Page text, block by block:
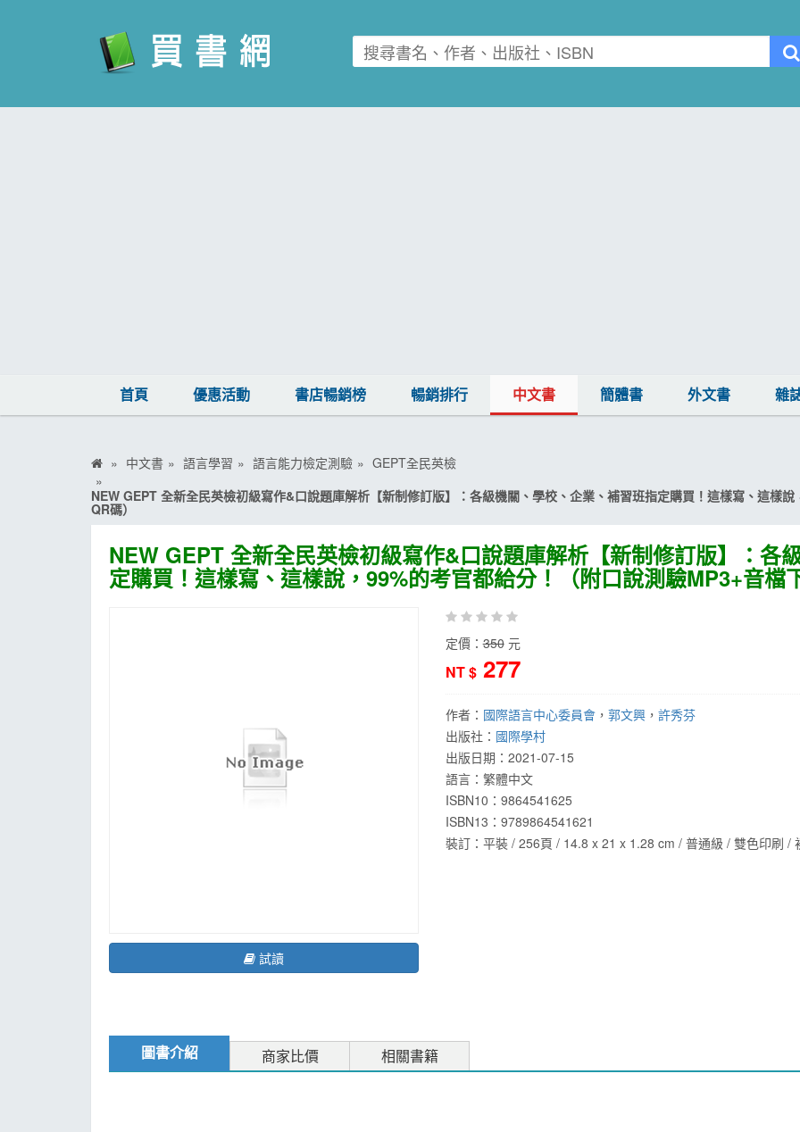
首頁 優惠活動 書店暢銷榜 暢銷排行 中文書 簡體書 外文書 雜
中文書 語言學習 語言能力檢定測驗
GEPT全民英檢
NEW GEPT 全新全民英檢初級寫作&口說題庫解析【新制修訂版】：各級機關、學校、企業、補習班指定購買！這樣寫、這樣
QR碼）
NEW GEPT 全新全民英檢初級寫作&口說題庫解析【新制修訂版】：各
定購買！這樣寫、這樣說，99%的考官都給分！（附口說測驗MP3+音檔
試讀
定價：350元
NT $277
作者： 國際語言中心委員會， 郭文興， 許秀芬
出版社： 國際學村
出版日期： 2021-07-15
語言： 繁體中文
ISBN10：9864541625
ISBN13： 9789864541621
裝訂：平裝 / 256頁 / 14.8 x 21 x 1.28 cm / 普通級 / 雙色印刷 /
圖書介紹 商家比價 相關書籍
MOOK